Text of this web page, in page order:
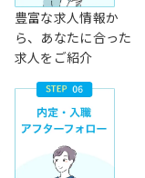
豊富な求人情報か
ら、あなたに合った
求人をご紹介